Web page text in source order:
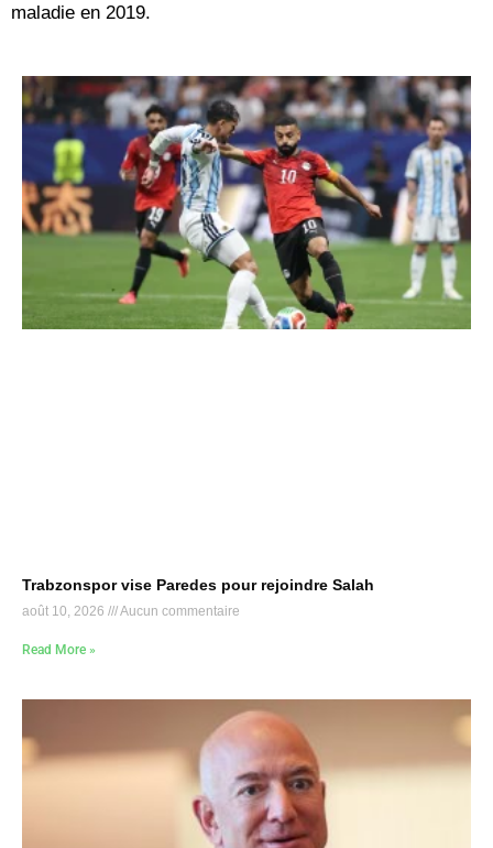
maladie en 2019.
Trabzonspor vise Paredes pour rejoindre Salah
août 10, 2026 Aucun commentaire
Read More »